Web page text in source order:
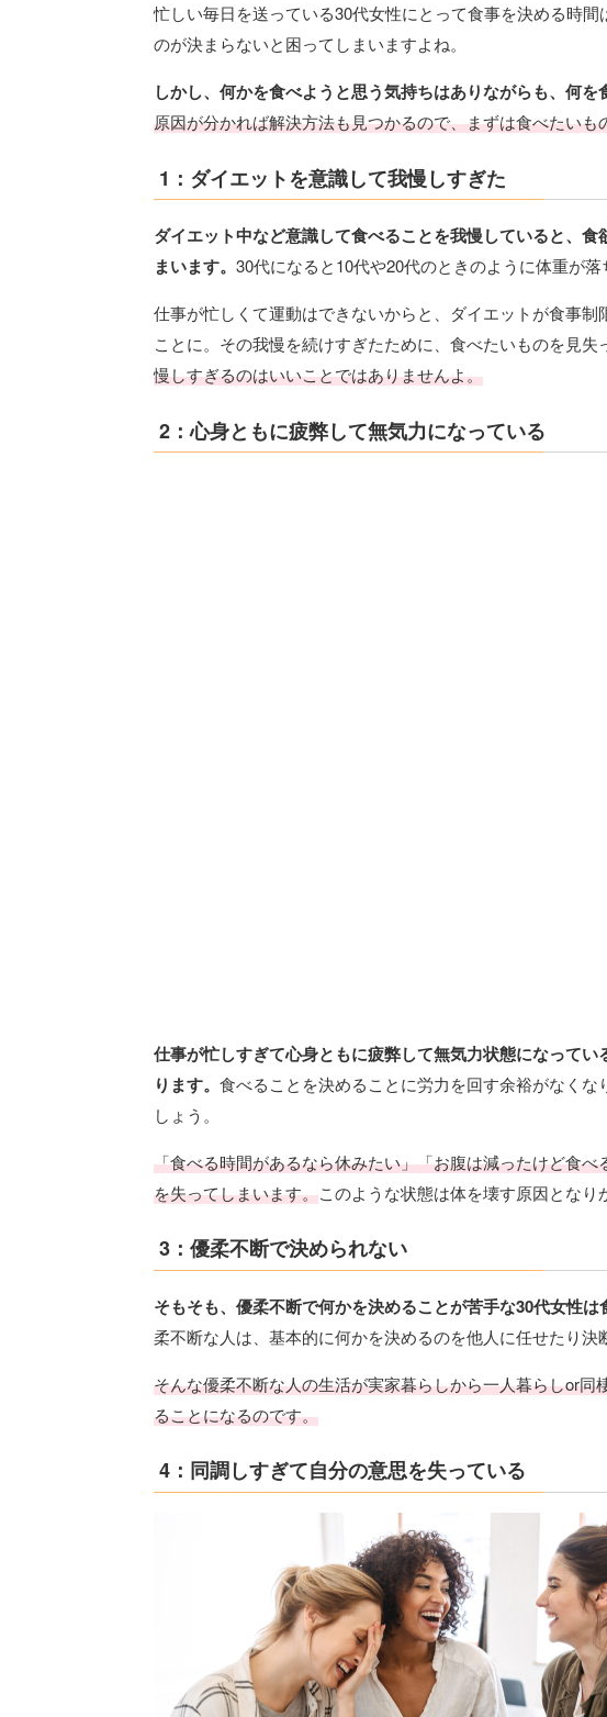
忙しい毎日を送っている30代女性にとって食事を決める時
のが決まらないと困ってしまいますよね。
しかし、何かを食べようと思う気持ちはありながらも、何を
原因が分かれば解決方法も見つかるので、まずは食べたい
1：ダイエットを意識して我慢しすぎた
ダイエット中など意識して食べることを我慢していると、
まいます。 30代になると10代や20代のときのように体重が落
仕事が忙しくて運動はできないからと、ダイエットが食事
ことに。その我慢を続けすぎたために、食べたいものを見失
慢しすぎるのはいいことではありませんよ。
2：心身ともに疲弊して無気力になっている
仕事が忙しすぎて心身ともに疲弊して無気力状態になって
ります。 食べることを決めることに労力を回す余裕がなく
しょう。
「食べる時間があるなら休みたい」「お腹は減ったけど食
を失ってしまいます。このような状態は体を壊す原因となり
3：優柔不断で決められない
そもそも、優柔不断で何かを決めることが苦手な30代女性は
柔不断な人は、基本的に何かを決めるのを他人に任せたり決
そんな優柔不断な人の生活が実家暮らしから一人暮らしor同
ることになるのです。
4：同調しすぎて自分の意思を失っている